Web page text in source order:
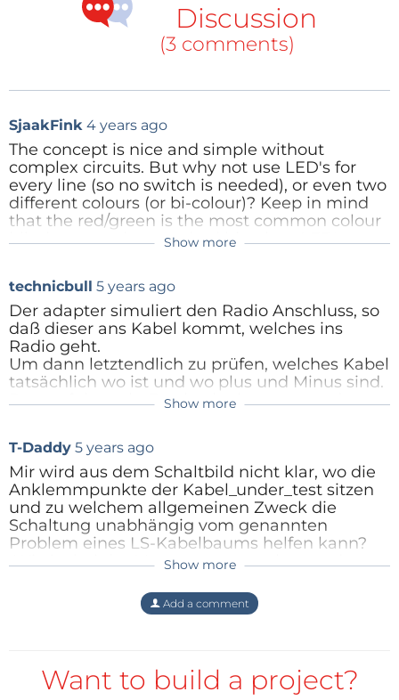
durchführbar.
Man braucht nicht ewig hin und her rennen und
ständig umstecken,wie mit einem
OK,Professionell sieht anders aus, doch es musste
eine einfache schnelle Lösung her.
Discussion
(3 comments)
SjaakFink 4 years ago
The concept is nice and simple without
complex circuits. But why not use LED's for
every line (so no switch is needed), or even two
different colours (or bi-colour)? Keep in mind
that the red/green is the most common colour
blindness, so the standard bi-colour LED's
Reply
Show more
technicbull 5 years ago
Der adapter simuliert den Radio Anschluss, so
daß dieser ans Kabel kommt, welches ins
Radio geht.
Um dann letztendlich zu prüfen, welches Kabel
tatsächlich wo ist und wo plus und Minus sind.
Denn oft basteln Freaks da dran rum und
Reply
Show more
T-Daddy 5 years ago
Mir wird aus dem Schaltbild nicht klar, wo die
Anklemmpunkte der Kabel_under_test sitzen
und zu welchem allgemeinen Zweck die
Schaltung unabhängig vom genannten
Problem eines LS-Kabelbaums helfen kann?
Wie ist bei der Messung vorzugehen und
Schlussfolgerungen?
Show more
Add a comment
Want to build a project?